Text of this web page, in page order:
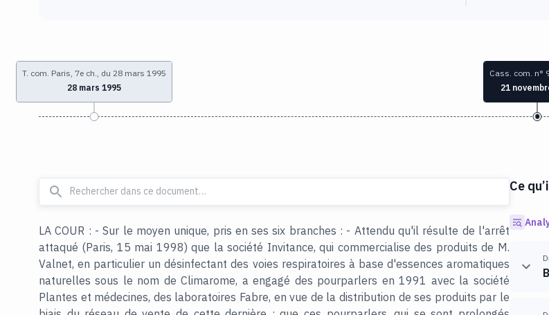
T. com. Paris, 7e ch., du 28 mars 1995
28 mars 1995
Cass. com. n°
21
LA COUR : - Sur le moyen unique, pris en ses six branches : - Attendu qu'il résulte de l'arrêt
attaqué (Paris, 15 mai 1998) que la société Invitance, qui commercialise des produits de M.
Valnet, en particulier un désinfectant des voies respiratoires à base d'essences aromatiques
naturelles sous le nom de Climarome, a engagé des pourparlers en 1991 avec la société
Plantes et médecines, des laboratoires Fabre, en vue de la distribution de ses produits par le
Ce